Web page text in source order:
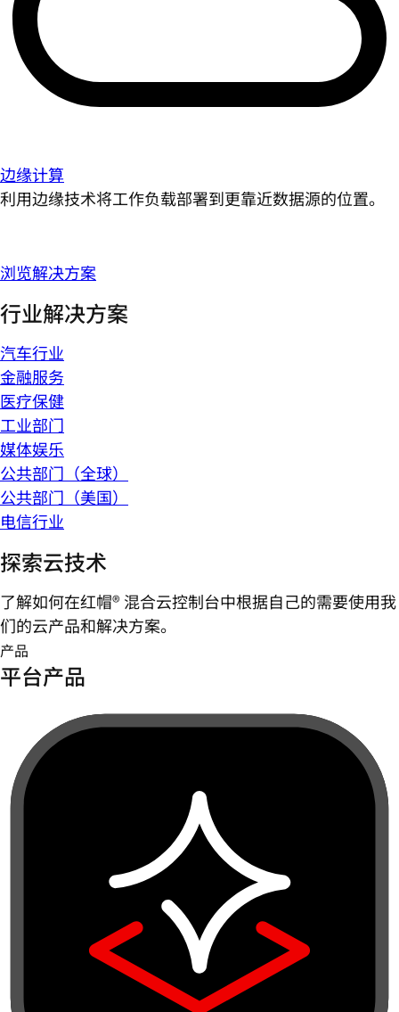
边缘计算
利用边缘技术将工作负载部署到更靠近数据源的位置。
浏览解决方案
行业解决方案
汽车行业
金融服务
医疗保健
工业部门
媒体娱乐
公共部门（全球）
公共部门（美国）
电信行业
探索云技术
了解如何在红帽® 混合云控制台中根据自己的需要使用我
们的云产品和解决方案。
产品
平台产品